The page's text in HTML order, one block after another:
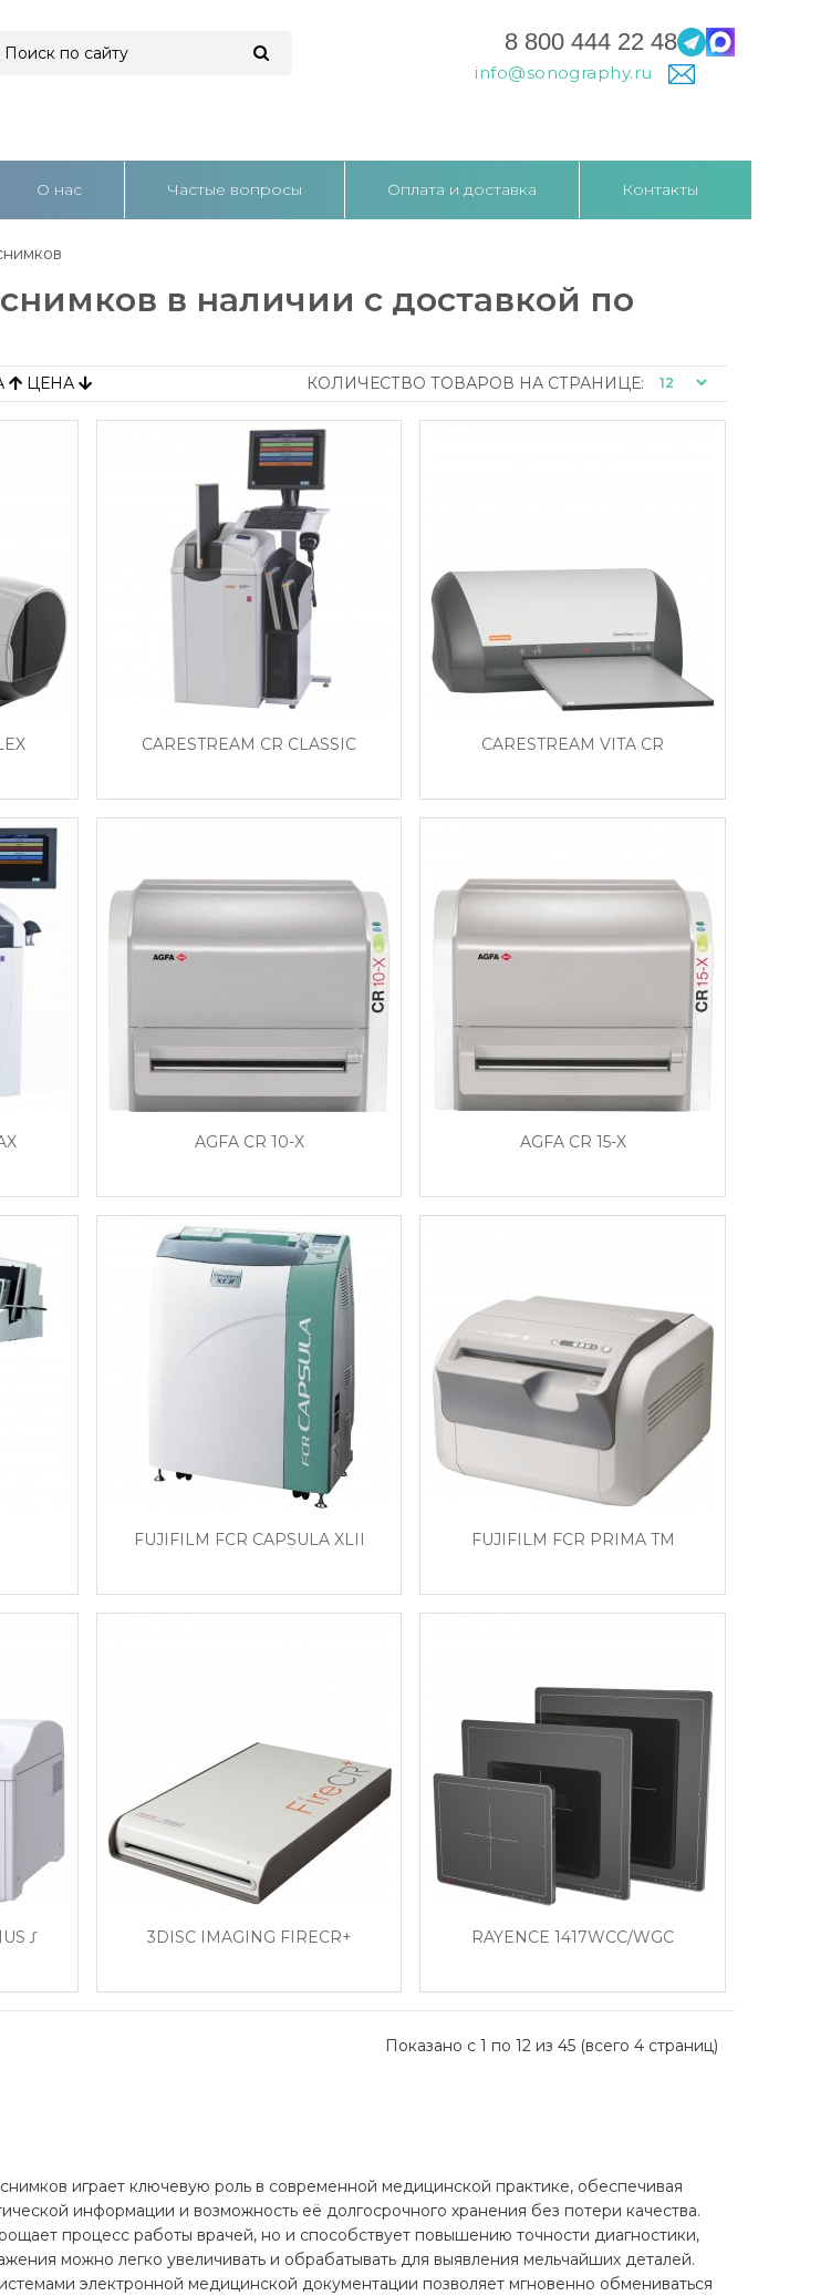
8 800 444 22 48
info@sonography.ru
О нас Частые вопросы Оплата и доставка Контакты
в наличии с доставкой по
ЦЕНА КОЛИЧЕСТВО ТОВАРОВ НА СТРАНИЦЕ:
CARESTREAM CR CLASSIC CARESTREAM VITA CR
AGFA CR 10-X AGFA CR 15-X
FUJIFILM FCR CAPSULA XLII FUJIFILM FCR PRIMA TM
Ʃ 3DISC IMAGING FIRECR+ RAYENCE 1417WCC/WGC
Показано с 1 по 12 из 45 (всего 4 страниц)
играет ключевую роль в современной медицинской практике, обеспечивая
информации и возможность её долгосрочного хранения без потери качества.
процесс работы врачей, но и способствует повышению точности диагностики,
можно легко увеличивать и обрабатывать для выявления мельчайших деталей.
электронной медицинской документации позволяет мгновенно обмениваться